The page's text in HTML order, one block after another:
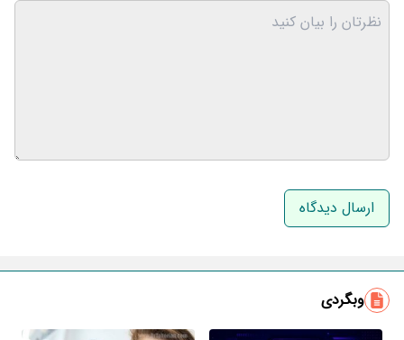
نام و نام خانوادگی
وبگردی